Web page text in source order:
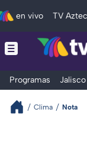
en vivo TV
Programas Jalisco
Clima Nota